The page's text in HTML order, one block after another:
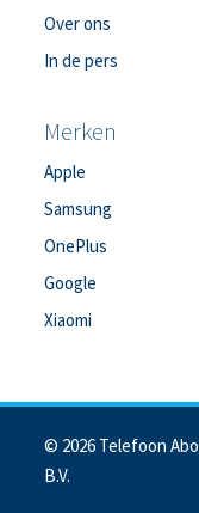
Over ons
In de pers
Merken
Apple
Samsung
OnePlus
Google
Xiaomi
© 2026 Telefoon
B.V.